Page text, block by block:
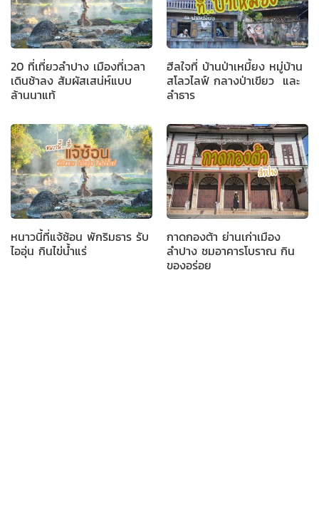
20 ที่เที่ยวลำปาง เมืองที่เวลา
เดินช้าลง สัมผัสเสน่ห์แบบ
ล้านนาแท้
ฮีลใจที่ บ้านป่าเหมี้ยง หมู่บ้าน
สโลวไลฟ์ กลางป่าเขียว และ
ลำธาร
หนาวนี้ที่แจ้ซ้อน พักริมธาร รับ
ไออุ่น กินไข่น้ำแร่
กาดกองต้า ย่านเก่าเมือง
ลำปาง ชมอาคารโบราณ กิน
ของอร่อย